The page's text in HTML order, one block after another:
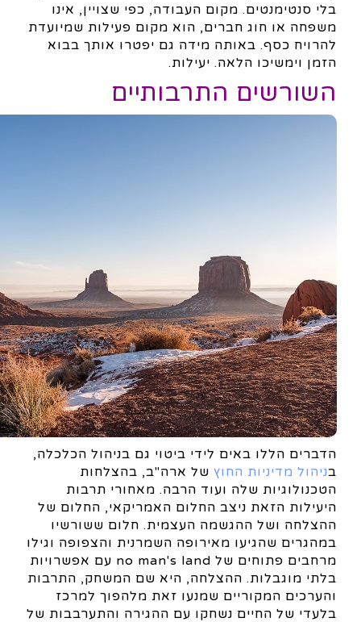
בלי סנטימנטים. מקום העבודה, כפי שצויין, אינו
משפחה או חוג חברים, הוא מקום פעילות שמיועדת
להרויח כסף. באותה מידה גם יפטרו אותך בבוא
הזמן וימשיכו הלאה. יעילות.
השורשים התרבותיים
הדברים הללו באים לידי ביטוי גם בניהול הכלכלה,
בניהול מדיניות החוץ של ארה"ב, בהצלחות
הטכנולוגיות שלה ועוד הרבה. מאחורי תרבות
היעילות הזאת ניצב החלום האמריקאי, החלום של
ההצלחה ושל ההגשמה העצמית. חלום ששורשיו
במהגרים שהגיעו מאירופה השמרנית והצפופה וגילו
מרחבים פתוחים של no man's land עם אפשרויות
בלתי מוגבלות. ההצלחה, היא שם המשחק, התרבות
והערכים המקוריים שמנעו זאת מלהפוך למרכז
בלעדי של החיים נשחקו עם ההגירה והתערבבות של